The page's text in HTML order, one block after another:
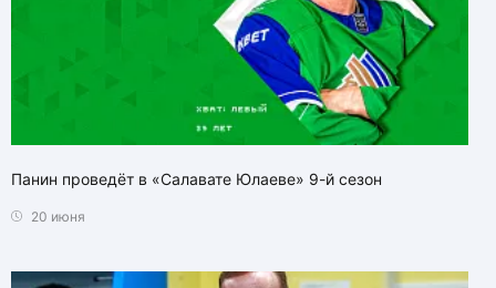
Панин проведёт в «Салавате Юлаеве» 9-й сезон
20 июня